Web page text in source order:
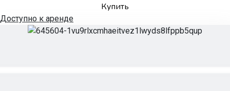
Купить
Доступно к аренде